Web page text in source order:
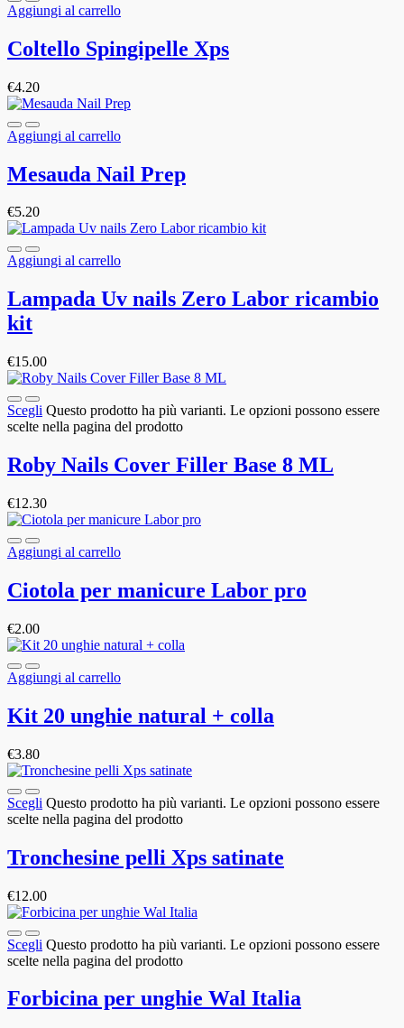
Aggiungi al carrello
Coltello Spingipelle Xps
€4.20
Aggiungi al carrello
Mesauda Nail Prep
€5.20
Aggiungi al carrello
Lampada Uv nails Zero Labor ricambio
kit
€15.00
Scegli Questo prodotto ha più varianti. Le opzioni possono essere
scelte nella pagina del prodotto
Roby Nails Cover Filler Base 8 ML
€12.30
Aggiungi al carrello
Ciotola per manicure Labor pro
€2.00
Aggiungi al carrello
Kit 20 unghie natural + colla
€3.80
Scegli Questo prodotto ha più varianti. Le opzioni possono essere
scelte nella pagina del prodotto
Tronchesine pelli Xps satinate
€12.00
Scegli Questo prodotto ha più varianti. Le opzioni possono essere
scelte nella pagina del prodotto
Forbicina per unghie Wal Italia